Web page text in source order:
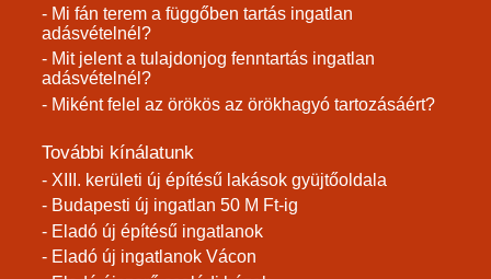
- Mi fán terem a függőben tartás ingatlan
adásvételnél?
- Mit jelent a tulajdonjog fenntartás ingatlan
adásvételnél?
- Miként felel az örökös az örökhagyó tartozásáért?
További kínálatunk
- XIII. kerületi új építésű lakások gyüjtőoldala
- Budapesti új ingatlan 50 M Ft-ig
- Eladó új építésű ingatlanok
- Eladó új ingatlanok Vácon